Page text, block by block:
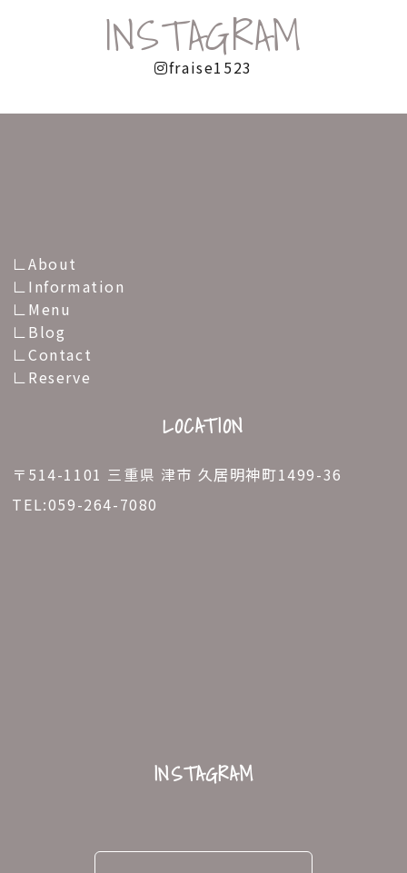
INSTAGRAM
fraise1523
About
Information
Menu
Blog
Contact
Reserve
LOCATION
〒514-1101 三重県 津市 久居明神町1499-36
TEL:059-264-7080
INSTAGRAM